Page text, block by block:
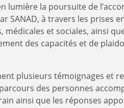
lumière la poursuite de
SANAD, à travers les prises
médicales et sociales, ainsi
des capacités et de
plusieurs témoignages et
des personnes
ainsi que les réponses